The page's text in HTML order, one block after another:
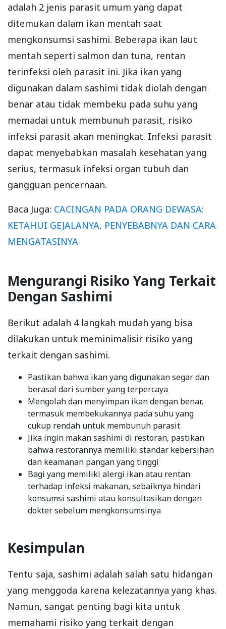
adalah 2 jenis parasit umum yang dapat
ditemukan dalam ikan mentah saat
mengkonsumsi sashimi. Beberapa ikan laut
mentah seperti salmon dan tuna, rentan
terinfeksi oleh parasit ini. Jika ikan yang
digunakan dalam sashimi tidak diolah dengan
benar atau tidak membeku pada suhu yang
memadai untuk membunuh parasit, risiko
infeksi parasit akan meningkat. Infeksi parasit
dapat menyebabkan masalah kesehatan yang
serius, termasuk infeksi organ tubuh dan
gangguan pencernaan.
Baca Juga: CACINGAN PADA ORANG DEWASA:
KETAHUI GEJALANYA, PENYEBABNYA DAN CARA
MENGATASINYA
Mengurangi Risiko Yang Terkait
Dengan Sashimi
Berikut adalah 4 langkah mudah yang bisa
dilakukan untuk meminimalisir risiko yang
terkait dengan sashimi.
Pastikan bahwa ikan yang digunakan segar dan
berasal dari sumber yang terpercaya
Mengolah dan menyimpan ikan dengan benar,
termasuk membekukannya pada suhu yang
cukup rendah untuk membunuh parasit
Jika ingin makan sashimi di restoran, pastikan
bahwa restorannya memiliki standar kebersihan
dan keamanan pangan yang tinggi
Bagi yang memiliki alergi ikan atau rentan
terhadap infeksi makanan, sebaiknya hindari
konsumsi sashimi atau konsultasikan dengan
dokter sebelum mengkonsumsinya
Kesimpulan
Tentu saja, sashimi adalah salah satu hidangan
yang menggoda karena kelezatannya yang khas.
Namun, sangat penting bagi kita untuk
memahami risiko yang terkait dengan